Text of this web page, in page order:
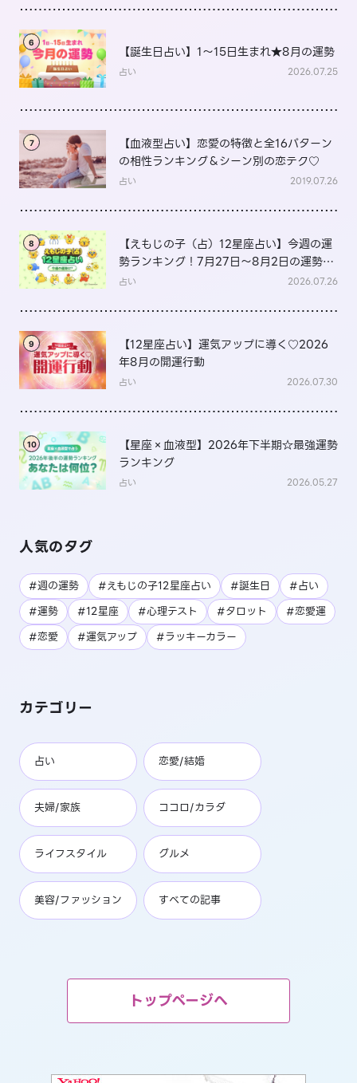
6
【誕生日占い】1～15日生まれ★8月の運勢
占い 2026.07.25
7
【血液型占い】恋愛の特徴と全16パターン
の相性ランキング＆シーン別の恋テク♡
占い 2019.07.26
8
【えもじの子（占）12星座占い】今週の運
勢ランキング！7月27日～8月2日の運勢
は？
占い 2026.07.26
9
【12星座占い】運気アップに導く♡2026
年8月の開運行動
占い 2026.07.30
10
【星座×血液型】2026年下半期☆最強運勢
ランキング
占い 2026.05.27
人気のタグ
#週の運勢 #えもじの子12星座占い #誕生日
#占い
#運勢
#12星座 #心理テスト #タロット
#恋愛運
#恋愛
#運気アップ #ラッキーカラー
カテゴリー
占い 恋愛/結婚
夫婦/家族 ココロ/カラダ
ライフスタイル グルメ
美容/ファッション すべての記事
トップページへ